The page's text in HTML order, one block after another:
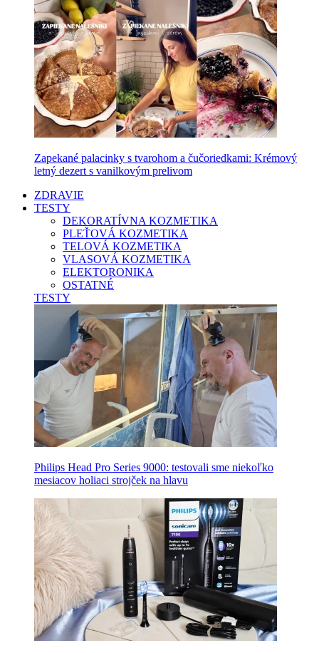
Zapekané palacinky s tvarohom a čučoriedkami: Krémový
letný dezert s vanilkovým prelivom
ZDRAVIE
TESTY
DEKORATÍVNA KOZMETIKA
PLEŤOVÁ KOZMETIKA
TELOVÁ KOZMETIKA
VLASOVÁ KOZMETIKA
ELEKTORONIKA
OSTATNÉ
TESTY
Philips Head Pro Series 9000: testovali sme niekoľko
mesiacov holiaci strojček na hlavu